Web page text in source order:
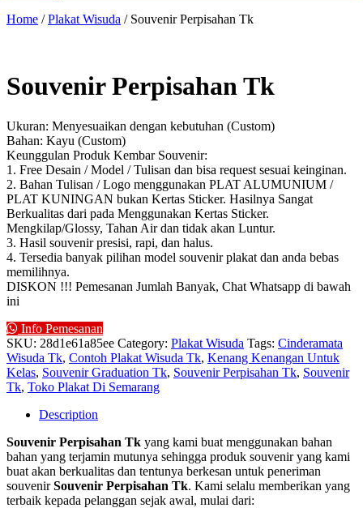
Home /Plakat Wisuda / Souvenir Perpisahan Tk
Souvenir Perpisahan Tk
Ukuran: Menyesuaikan dengan kebutuhan (Custom)
Bahan: Kayu (Custom)
Keunggulan Produk Kembar Souvenir:
1. Free Desain / Model / Tulisan dan bisa request sesuai keinginan.
2. Bahan Tulisan / Logo menggunakan PLAT ALUMUNIUM /
PLAT KUNINGAN bukan Kertas Sticker. Hasilnya Sangat
Berkualitas dari pada Menggunakan Kertas Sticker.
Mengkilap/Glossy, Tahan Air dan tidak akan Luntur.
3. Hasil souvenir presisi, rapi, dan halus.
4. Tersedia banyak pilihan model souvenir plakat dan anda bebas
memilihnya.
DISKON !!! Pemesanan Jumlah Banyak, Chat Whatsapp di bawah
ini
Info Pemesanan
SKU: 28d1e61a85ee Category: Plakat Wisuda Tags: Cinderamata
Wisuda Tk, Contoh Plakat Wisuda Tk, Kenang Kenangan Untuk
Kelas, Souvenir Graduation Tk, Souvenir Perpisahan Tk, Souvenir
Tk, Toko Plakat Di Semarang
Description
Souvenir Perpisahan Tk yang kami buat menggunakan bahan
bahan yang terjamin mutunya sehingga produk souvenir yang kami
buat akan berkualitas dan tentunya berkesan untuk peneriman
souvenirSouvenir Perpisahan Tk. Kami selalu memberikan yang
terbaik kepada pelanggan sejak awal, mulai dari: